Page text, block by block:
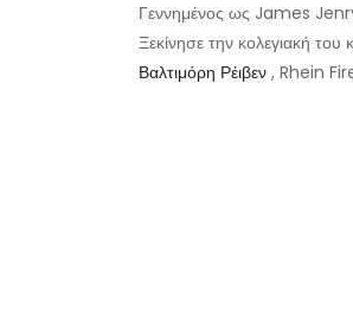
Γεννημένος ως James
Ξεκίνησε την κολεγιακή
Βαλτιμόρη Ρέιβεν , Rhein